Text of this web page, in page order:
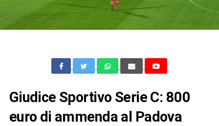
Giudice Sportivo Serie C: 800
euro di ammenda al Padova